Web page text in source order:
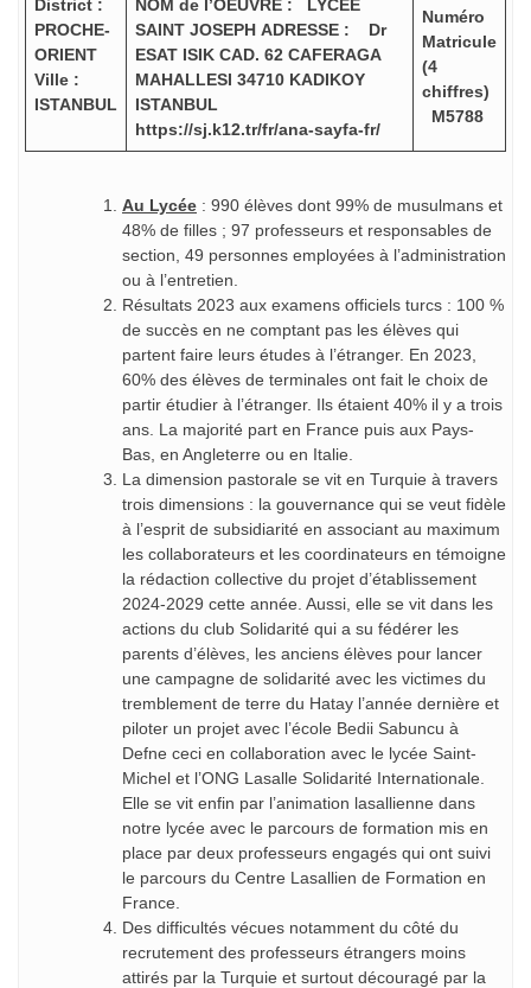
District :
PROCHE-
ORIENT
Ville :
ISTANBUL
NOM de l’OEUVRE : LYCEE
SAINT JOSEPH ADRESSE : Dr
ESAT ISIK CAD. 62 CAFERAGA
MAHALLESI 34710 KADIKOY
ISTANBUL
https://sj.k12.tr/fr/ana-sayfa-fr/
Numéro
Matricule
(4
chiffres)
M5788
Au Lycée : 990 élèves dont 99% de musulmans et
48% de filles ; 97 professeurs et responsables de
section, 49 personnes employées à l’administration
ou à l’entretien.
Résultats 2023 aux examens officiels turcs : 100 %
de succès en ne comptant pas les élèves qui
partent faire leurs études à l’étranger. En 2023,
60% des élèves de terminales ont fait le choix de
partir étudier à l’étranger. Ils étaient 40% il y a trois
ans. La majorité part en France puis aux Pays-
Bas, en Angleterre ou en Italie.
La dimension pastorale se vit en Turquie à travers
trois dimensions : la gouvernance qui se veut fidèle
à l’esprit de subsidiarité en associant au maximum
les collaborateurs et les coordinateurs en témoigne
la rédaction collective du projet d’établissement
2024-2029 cette année. Aussi, elle se vit dans les
actions du club Solidarité qui a su fédérer les
parents d’élèves, les anciens élèves pour lancer
une campagne de solidarité avec les victimes du
tremblement de terre du Hatay l’année dernière et
piloter un projet avec l’école Bedii Sabuncu à
Defne ceci en collaboration avec le lycée Saint-
Michel et l’ONG Lasalle Solidarité Internationale.
Elle se vit enfin par l’animation lasallienne dans
notre lycée avec le parcours de formation mis en
place par deux professeurs engagés qui ont suivi
le parcours du Centre Lasallien de Formation en
France.
Des difficultés vécues notamment du côté du
recrutement des professeurs étrangers moins
attirés par la Turquie et surtout découragé par la